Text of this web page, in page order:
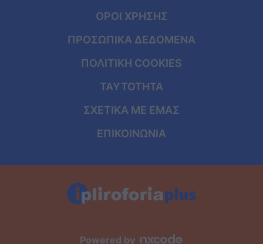
ΟΡΟΙ ΧΡΗΣΗΣ
ΠΡΟΣΩΠΙΚΑ ΔΕΔΟΜΕΝΑ
ΠΟΛΙΤΙΚΗ COOKIES
ΤΑΥΤΟΤΗΤΑ
ΣΧΕΤΙΚΑ ΜΕ ΕΜΑΣ
ΕΠΙΚΟΙΝΩΝΙΑ
Powered by